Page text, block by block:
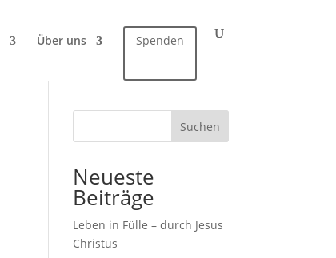
Über uns Spenden
Suchen
Neueste
Beiträge
Leben in Fülle – durch Jesus
Christus